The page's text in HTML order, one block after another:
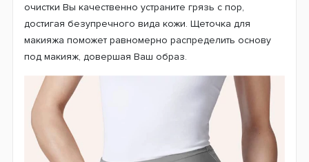
очистки Вы качественно устраните грязь с пор,
достигая безупречного вида кожи. Щеточка для
макияжа поможет равномерно распределить основу
под макияж, довершая Ваш образ.